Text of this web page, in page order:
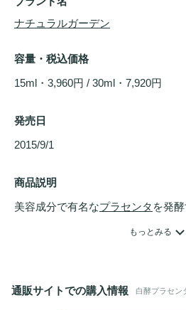
ナチュラルガーデン
容量・税込価格
15ml・3,960円 / 30ml・7,920円
発売日
2015/9/1
商品説明
美容成分で有名なプラセンタ を発
くの美容成分が含まれています。だ
もっとみる
通販サイトでの購入情報 白酵プラセン